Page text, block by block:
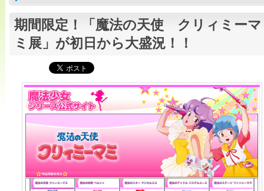
期間限定！「魔法の天使 クリィミーマ
ミ展」が初日から大盛況！！